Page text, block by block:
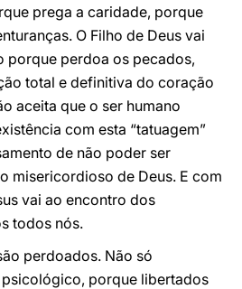
prega a caridade, porque
O Filho de Deus vai
porque perdoa os pecados,
total e definitiva do coração
aceita que o ser humano
com esta “tatuagem”
de não poder ser
misericordioso de Deus. E com
vai ao encontro dos
todos nós.
perdoados. Não só
porque libertados